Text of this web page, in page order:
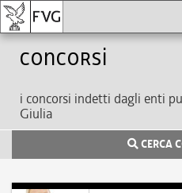
Concorsi
i concorsi indetti dagli enti
Giulia
CERCA